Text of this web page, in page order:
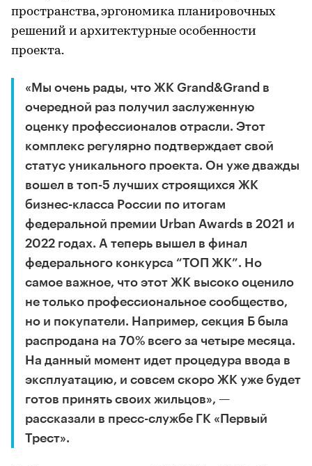
пространства, эргономика планировочных
решений и архитектурные особенности
проекта.
«Мы очень рады, что ЖК Grand&Grand в
очередной раз получил заслуженную
оценку профессионалов отрасли. Этот
комплекс регулярно подтверждает свой
статус уникального проекта. Он уже дважды
вошел в топ-5 лучших строящихся ЖК
бизнес-класса России по итогам
федеральной премии Urban Awards в 2021 и
2022 годах. А теперь вышел в финал
федерального конкурса “ТОП ЖК”. Но
самое важное, что этот ЖК высоко оценило
не только профессиональное сообщество,
но и покупатели. Например, секция Б была
распродана на 70% всего за четыре месяца.
На данный момент идет процедура ввода в
эксплуатацию, и совсем скоро ЖК уже будет
готов принять своих жильцов», —
рассказали в пресс-службе ГК «Первый
Трест».